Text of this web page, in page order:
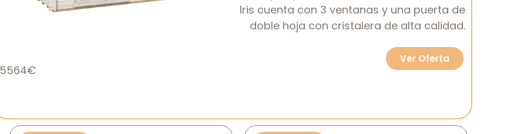
5564€
Iris cuenta con 3 ventanas y una puerta de
doble hoja con cristalera de alta calidad.
Ver Oferta